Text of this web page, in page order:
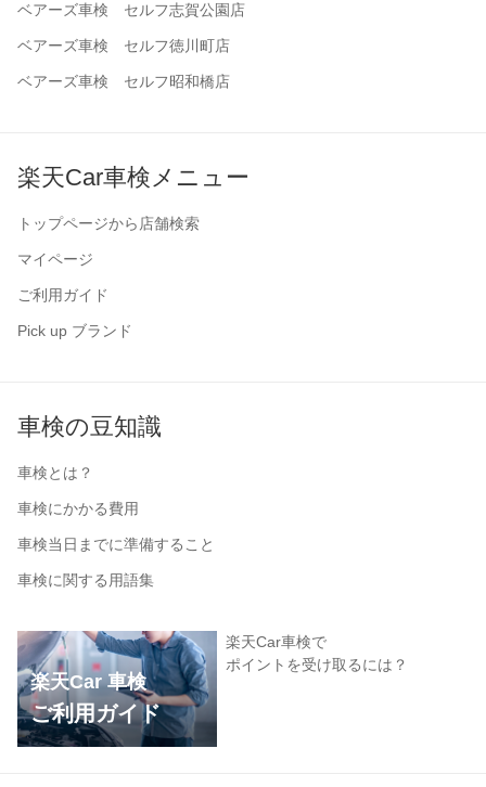
ベアーズ車検 セルフ志賀公園店
ベアーズ車検 セルフ徳川町店
ベアーズ車検 セルフ昭和橋店
楽天Car車検メニュー
トップページから店舗検索
マイページ
ご利用ガイド
Pick up ブランド
車検の豆知識
車検とは？
車検にかかる費用
車検当日までに準備すること
車検に関する用語集
楽天Car 車検
ご利用ガイド
楽天Car車検で
ポイントを受け取るには？